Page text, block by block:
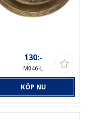
130:-
M046-L
KÖP NU